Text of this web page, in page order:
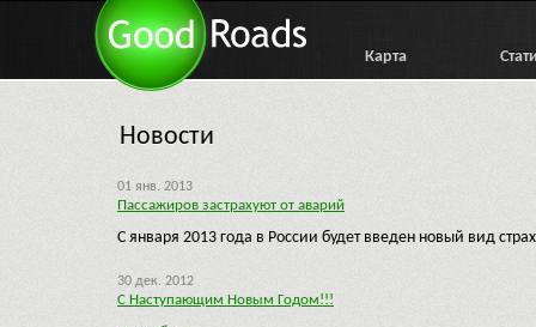
Карта
Новости
01 янв. 2013
Пассажиров застрахуют от аварий
С января 2013 года в России будет введен новый вид
30 дек. 2012
С Наступающим Новым Годом!!!